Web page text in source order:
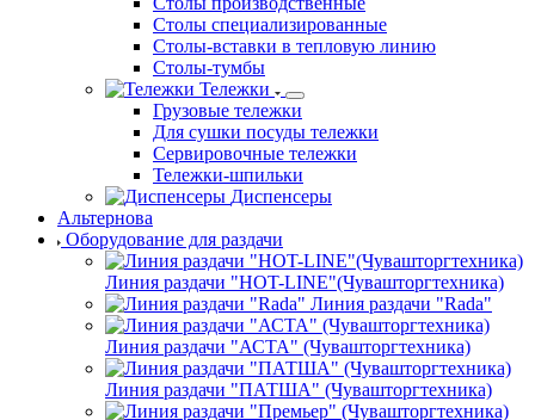
Столы специализированные
Столы-вставки в тепловую линию
Столы-тумбы
Тележки
Грузовые тележки
Для сушки посуды тележки
Сервировочные тележки
Тележки-шпильки
Диспенсеры
Альтернова
Оборудование для раздачи
Линия раздачи "HOT-LINE"(Чувашторгтехника)
Линия раздачи "Rada"
Линия раздачи "АСТА" (Чувашторгтехника)
Линия раздачи "ПАТША" (Чувашторгтехника)